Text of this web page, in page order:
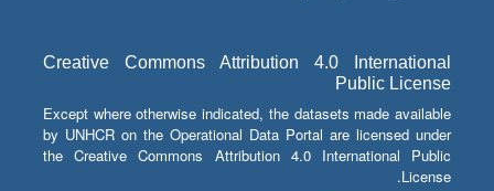
Creative Commons Attribution 4.0 International
Public License
Except where otherwise indicated, the datasets made available
by UNHCR on the Operational Data Portal are licensed under
the Creative Commons Attribution 4.0 International Public
License.